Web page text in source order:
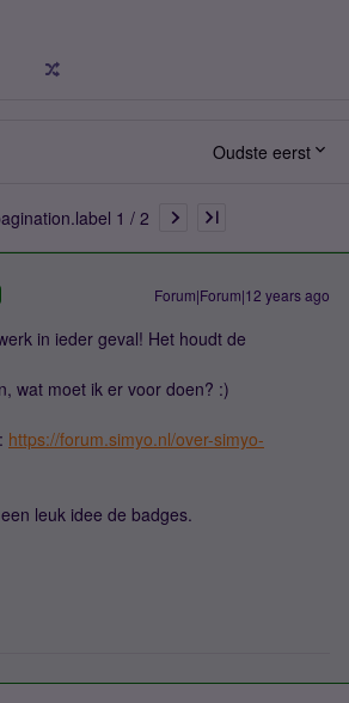
Oudste eerst
1 / 2
Forum|Forum|12 years ago
in ieder geval! Het houdt de
wat moet ik er voor doen? :)
https://forum.simyo.nl/over-simyo-
leuk idee de badges.